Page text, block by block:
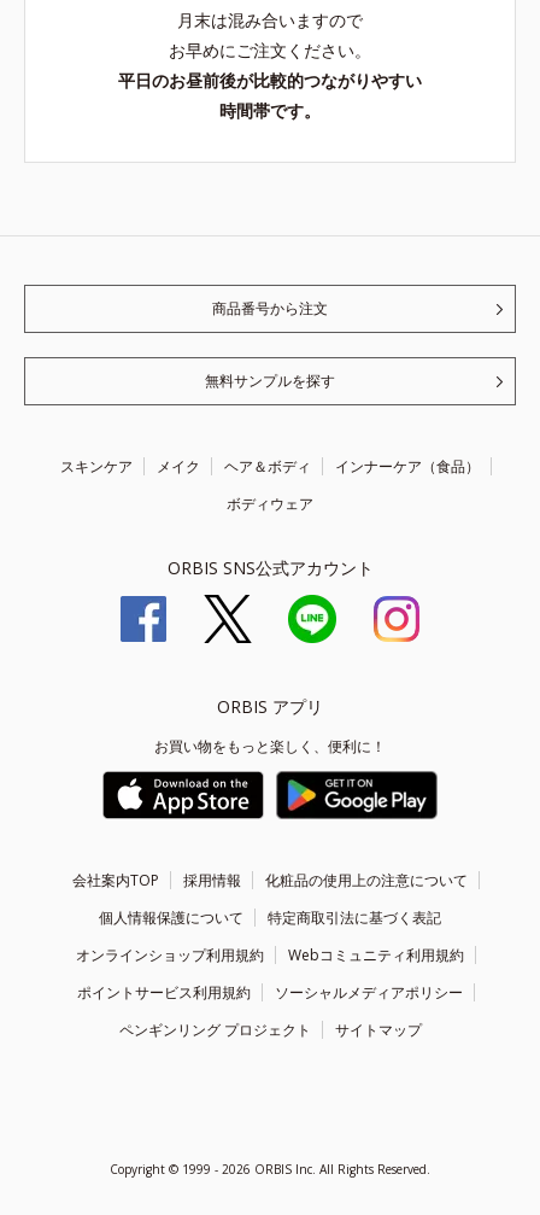
月末は混み合いますので
お早めにご注文ください。
平日のお昼前後が比較的つながりやすい
時間帯です。
商品番号から注文
無料サンプルを探す
スキンケア メイク ヘア＆ボディ
インナーケア（食品）
ボディウェア
ORBIS SNS公式アカウント
ORBIS アプリ
お買い物をもっと楽しく、便利に！
会社案内TOP 採用情報
化粧品の使用上の注意について
個人情報保護について
特定商取引法に基づく表記
オンラインショップ利用規約
Webコミュニティ利用規約
ポイントサービス利用規約
ソーシャルメディアポリシー
ペンギンリング プロジェクト
サイトマップ
Copyright © 1999 - 2026 ORBIS Inc. All Rights Reserved.